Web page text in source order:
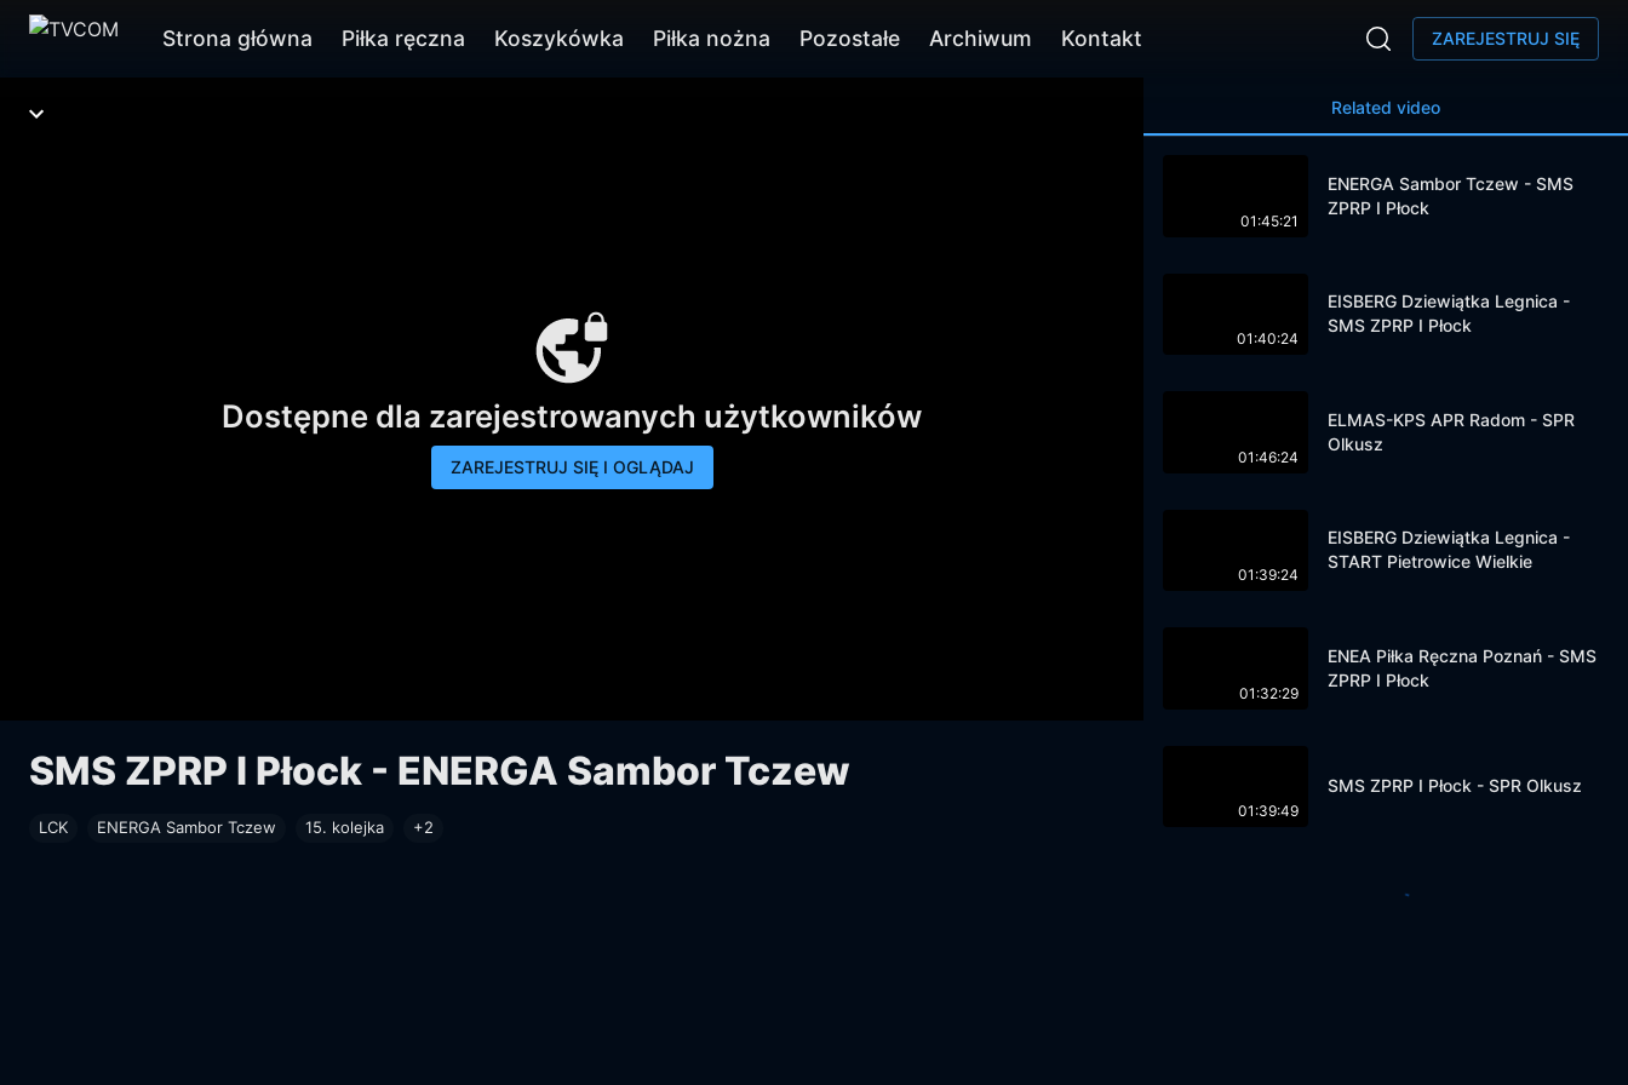
Strona główna Piłka ręczna Koszykówka Piłka nożna Pozostałe Archiwum Kontakt ZAREJESTRUJ SIĘ
Dostępne dla zarejestrowanych użytkowników
ZAREJESTRUJ SIĘ I OGLĄDAJ
SMS ZPRP I Płock - ENERGA Sambor Tczew
LCK ENERGA Sambor Tczew 15. kolejka +2
Related video
01:45:21
ENERGA Sambor Tczew - SMS
ZPRP I Płock
01:40:24
EISBERG Dziewiątka Legnica -
SMS ZPRP I Płock
01:46:24
ELMAS-KPS APR Radom - SPR
Olkusz
01:39:24
EISBERG Dziewiątka Legnica -
START Pietrowice Wielkie
01:32:29
ENEA Piłka Ręczna Poznań - SMS
ZPRP I Płock
01:39:49
SMS ZPRP I Płock - SPR Olkusz